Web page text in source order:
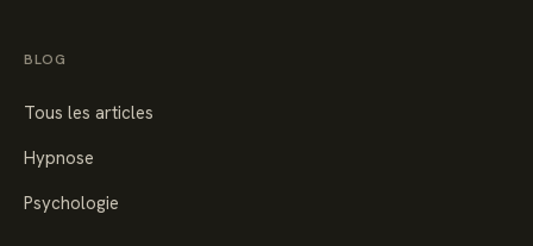
BLOG
Tous les articles
Hypnose
Psychologie